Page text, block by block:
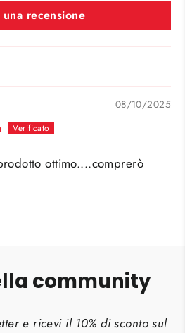
recensione
08/10/2025
ottimo....comprerò
community
e ricevi il 10% di sconto sul